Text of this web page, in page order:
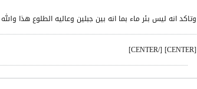
وتاكد انه ليس بئر ماء بما انه بين جبلين وعاليه الطلوع هذا
[CENTER] [/CENTER]